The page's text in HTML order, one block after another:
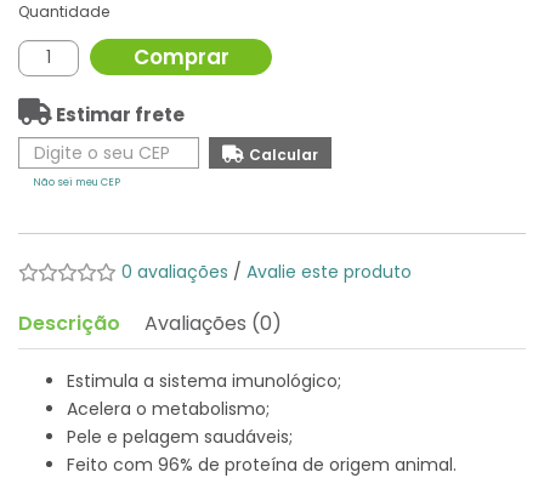
Quantidade
Comprar
Estimar frete
Não sei meu CEP
0 avaliações / Avalie este produto
Descrição Avaliações (0)
Estimula a sistema imunológico;
Acelera o metabolismo;
Pele e pelagem saudáveis;
Feito com 96% de proteína de origem animal.